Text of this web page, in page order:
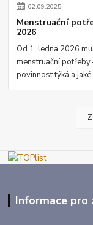
02.09.2025
Menstruační
2026
Od 1. ledna 2026
menstruační potřeby
povinnost týká a
Informace pro